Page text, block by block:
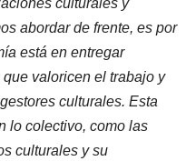
culturales y
abordar de frente, es por
está en entregar
valoricen el trabajo y
culturales. Esta
lo colectivo, como las
culturales y su